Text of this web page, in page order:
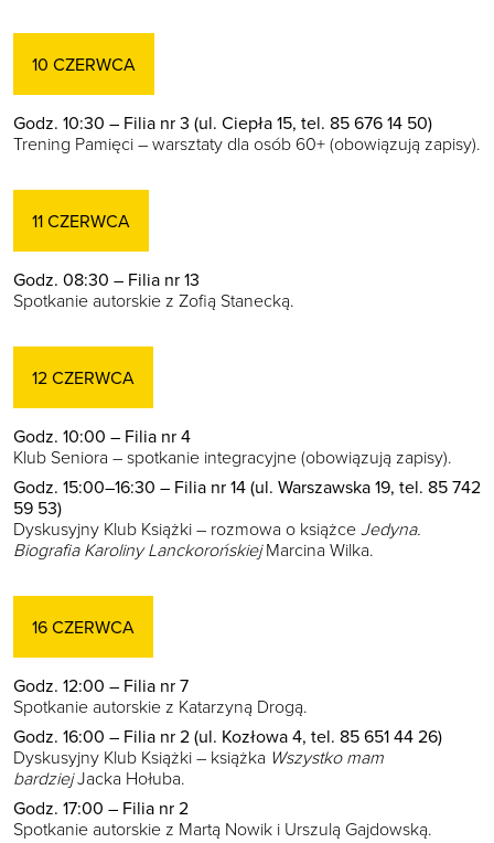
10 CZERWCA
Godz. 10:30 – Filia nr 3 (ul. Ciepła 15, tel. 85 676 14 50)
Trening Pamięci – warsztaty dla osób 60+ (obowiązują zapisy).
11 CZERWCA
Godz. 08:30 – Filia nr 13
Spotkanie autorskie z Zofią Stanecką.
12 CZERWCA
Godz. 10:00 – Filia nr 4
Klub Seniora – spotkanie integracyjne (obowiązują zapisy).
Godz. 15:00–16:30 – Filia nr 14 (ul. Warszawska 19, tel. 85 742
59 53)
Dyskusyjny Klub Książki – rozmowa o książceJedyna.
Biografia Karoliny Lanckorońskiej Marcina Wilka.
16 CZERWCA
Godz. 12:00 – Filia nr 7
Spotkanie autorskie z Katarzyną Drogą.
Godz. 16:00 – Filia nr 2 (ul. Kozłowa 4, tel. 85 651 44 26)
Dyskusyjny Klub Książki – książka Wszystko mam
bardziejJacka Hołuba.
Godz. 17:00 – Filia nr 2
Spotkanie autorskie z Martą Nowik i Urszulą Gajdowską.